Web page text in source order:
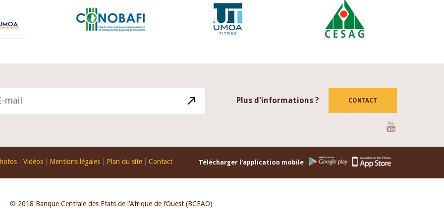
Plus d'informations ? CONTACT
Vidéos Mentions légales Plan du site Contact Télécharger l'application mobile
© 2018 Banque Centrale des Etats de l’Afrique de l’Ouest (BCEAO)